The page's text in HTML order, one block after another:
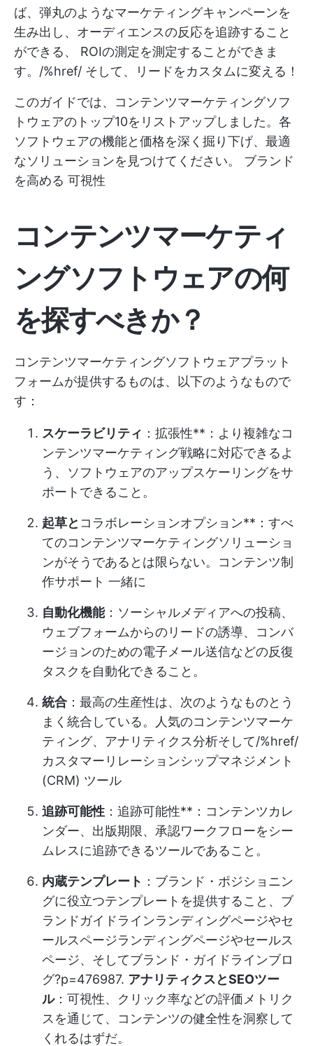
ば、弾丸のようなマーケティングキャンペーンを
生み出し、オーディエンスの反応を追跡すること
ができる、 ROIの測定を測定することができま
す。/%href/ そして、リードをカスタムに変える！
このガイドでは、コンテンツマーケティングソフ
トウェアのトップ10をリストアップしました。各
ソフトウェアの機能と価格を深く掘り下げ、最適
なソリューションを見つけてください。 ブランド
を高める 可視性
コンテンツマーケティ
ングソフトウェアの何
を探すべきか？
コンテンツマーケティングソフトウェアプラット
フォームが提供するものは、以下のようなもので
す：
スケーラビリティ ：拡張性**：より複雑なコ
ンテンツマーケティング戦略に対応できるよ
う、ソフトウェアのアップスケーリングをサ
ポートできること。
起草と コラボレーションオプション**：すべ
てのコンテンツマーケティングソリューショ
ンがそうであるとは限らない。 コンテンツ制
作サポート 一緒に
自動化機能：ソーシャルメディアへの投稿、
ウェブフォームからのリードの誘導、コンバ
ージョンのための電子メール送信などの反復
タスクを自動化できること。
統合 ：最高の生産性は、次のようなものとう
まく統合している。
人気のコンテンツマーケ
ティング、アナリティクス分析そして/%href/
カスタマーリレーションシップマネジメント
(CRM) ツール
追跡可能性 ：追跡可能性**：コンテンツカレ
ンダー、出版期限、承認ワークフローをシー
ムレスに追跡できるツールであること。
内蔵テンプレート ：ブランド・ポジショニン
グに役立つテンプレートを提供すること、 ブ
ランドガイドラインランディングページやセ
ールスページランディングページやセールス
ページ、そしてブランド・ガイドラインブロ
グ?p=476987. アナリティクスとSEOツー
ル：可視性、クリック率などの評価メトリク
スを通じて、コンテンツの健全性を洞察して
くれるはずだ。